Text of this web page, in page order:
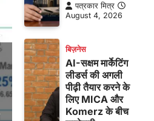
पत्रकार मित्र
August 4, 2026
बिज़नेस
AI-सक्षम मार्केटिंग
लीडर्स की अगली
पीढ़ी तैयार करने के
लिए MICA और
Komerz के बीच